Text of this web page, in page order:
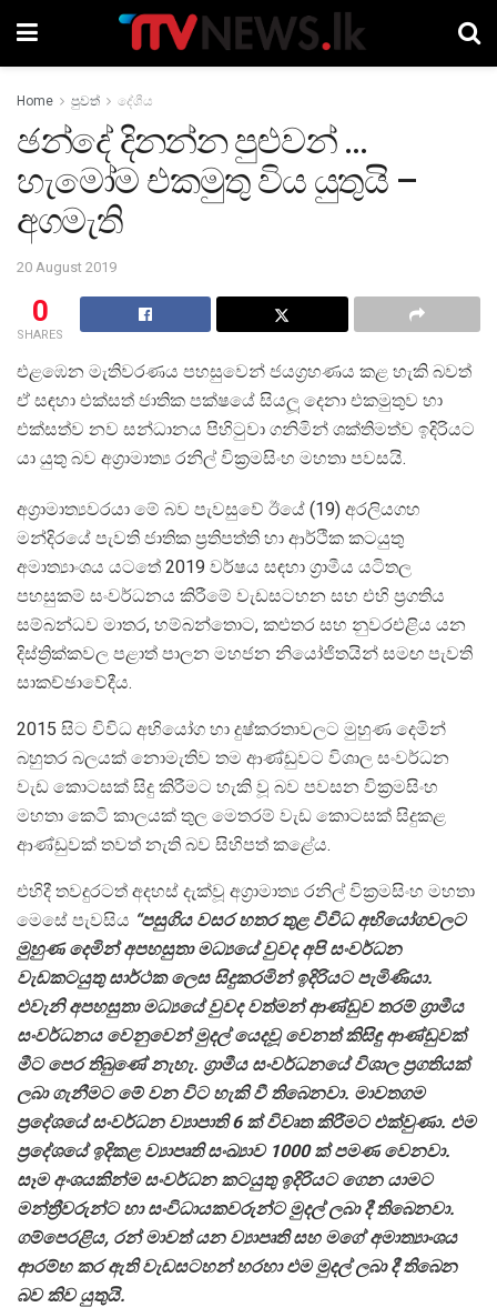
Home පුවත් දේශීය
ඡන්දේ දිනන්න පුළුවන් …
හැමෝම එකමුතු විය යුතුයි –
අගමැති
20 August 2019
0
SHARES
එළඹෙන මැතිවරණය පහසුවෙන් ජයග්‍රහණය කළ හැකි බවත්
ඒ සඳහා එක්සත් ජාතික පක්ෂයේ සියලූ දෙනා එකමුතුව හා
එක්සත්ව නව සන්ධානය පිහිටුවා ගනිමින් ශක්තිමත්ව ඉදිරියට
යා යුතු බව අග්‍රාමාත්‍ය රනිල් වික්‍රමසිංහ මහතා පවසයි.
අග්‍රාමාත්‍යවරයා මේ බව පැවසුවේ ඊයේ (19) අරලියගහ
මන්දිරයේ පැවති ජාතික ප්‍රතිපත්ති හා ආර්ථික කටයුතු
අමාත්‍යාංශය යටතේ 2019 වර්ෂය සඳහා ග්‍රාමීය යටිතල
පහසුකම් සංවර්ධනය කිරීමේ වැඩසටහන සහ එහි ප්‍රගතිය
සම්බන්ධව මාතර, හම්බන්තොට, කළුතර සහ නුවරඑළිය යන
දිස්ත්‍රික්කවල පළාත් පාලන මහජන නියෝජිතයින් සමඟ පැවති
සාකච්ඡාවේදීය.
2015 සිට විවිධ අභියෝග හා දුෂ්කරතාවලට මුහුණ දෙමින්
බහුතර බලයක් නොමැතිව තම ආණ්ඩුවට විශාල සංවර්ධන
වැඩ කොටසක් සිදු කිරීමට හැකි වූ බව පවසන වික්‍රමසිංහ
මහතා කෙටි කාලයක් තුල මෙතරම් වැඩ කොටසක් සිදුකළ
ආණ්ඩුවක් තවත් නැති බව සිහිපත් කළේය.
එහිදී තවදුරටත් අදහස් දැක්වූ අග්‍රාමාත්‍ය රනිල් වික්‍රමසිංහ මහතා
මෙසේ පැවසිය “පසුගිය වසර හතර තුළ විවිධ අභියෝගවලට
මුහුණ දෙමින් අපහසුතා මධ්‍යයේ වුවද අපි සංවර්ධන
වැඩකටයුතු සාර්ථක ලෙස සිදුකරමින් ඉදිරියට පැමිණියා.
එවැනි අපහසුතා මධ්‍යයේ වුවද වත්මන් ආණ්ඩුව තරම් ග්‍රාමීය
සංවර්ධනය වෙනුවෙන් මුදල් යෙදවූ වෙනත් කිසිඳු ආණ්ඩුවක්
මීට පෙර තිබුණේ නැහැ. ග්‍රාමීය සංවර්ධනයේ විශාල ප්‍රගතියක්
ලබා ගැනීමට මේ වන විට හැකි වී තිබෙනවා. මාවතගම
ප්‍රදේශයේ සංවර්ධන ව්‍යාපාති 6 ක් විවෘත කිරීමට එක්වුණා. එම
ප්‍රදේශයේ ඉදිකළ ව්‍යාපෘති සංඛ්‍යාව 1000 ක් පමණ වෙනවා.
සෑම අංශයකින්ම සංවර්ධන කටයුතු ඉදිරියට ගෙන යාමට
මන්ත්‍රීවරුන්ට හා සංවිධායකවරුන්ට මුදල් ලබා දී තිබෙනවා.
ගම්පෙරළිය, රන් මාවත් යන ව්‍යාපෘති සහ මගේ අමාත්‍යාංශය
ආරම්භ කර ඇති වැඩසටහන් හරහා එම මුදල් ලබා දී තිබෙන
බව කිව යුතුයි.